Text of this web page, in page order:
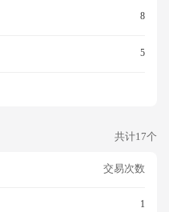
8
5
共计17个
交易次数
1